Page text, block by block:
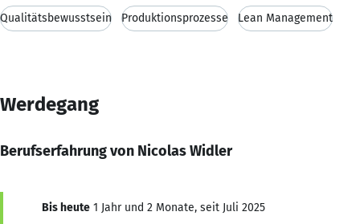
Qualitätsbewusstsein Produktionsprozesse Lean Management
Werdegang
Berufserfahrung von Nicolas Widler
Bis heute 1 Jahr und 2 Monate, seit Juli 2025